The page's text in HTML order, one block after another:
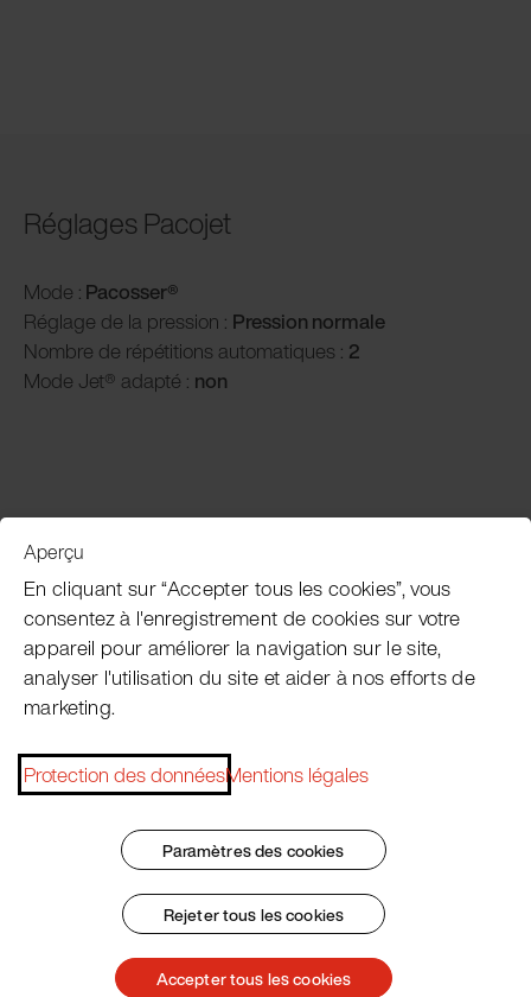
Réglages Pacojet
Mode : Pacosser®
Réglage de la pression : Pression normale
Nombre de répétitions automatiques : 2
Mode Jet® adapté : non
Service clientèle
Subscribe Pacojet Newsletter
Would you like to be regularly updated on news, event
Conditions Générales
Protection des données
Aperçu
En cliquant sur “Accepter tous les cookies”, vous
consentez à l'enregistrement de cookies sur votre
appareil pour améliorer la navigation sur le site,
analyser l'utilisation du site et aider à nos efforts de
marketing.
Protection des donnéesMentions légales
Paramètres des cookies
Rejeter tous les cookies
Accepter tous les cookies